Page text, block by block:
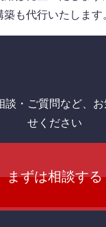
も代行いたします
談・ご質問など、
せください
まずは相談する